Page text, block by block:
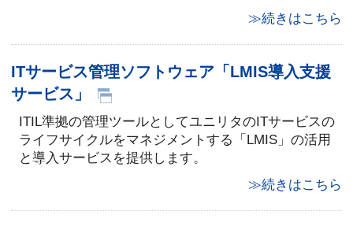
≫続きはこちら
ITサービス管理ソフトウェア「LMIS導入支援
サービス」
ITIL準拠の管理ツールとしてユニリタのITサービスの
ライフサイクルをマネジメントする「LMIS」の活用
と導入サービスを提供します。
≫続きはこちら